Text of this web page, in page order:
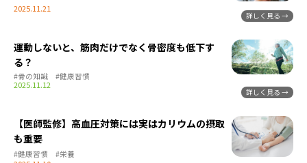
2025.11.21
運動しないと、筋肉だけでなく骨密度も低下す
る？
2025.11.12
#骨の知識 #健康習慣
【医師監修】高血圧対策には実はカリウムの摂取
も重要
#健康習慣 #栄養